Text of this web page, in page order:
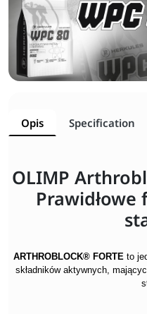
Opis Specification
OLIMP
ARTHROBLOCK® FORTE to
składników aktywnych,